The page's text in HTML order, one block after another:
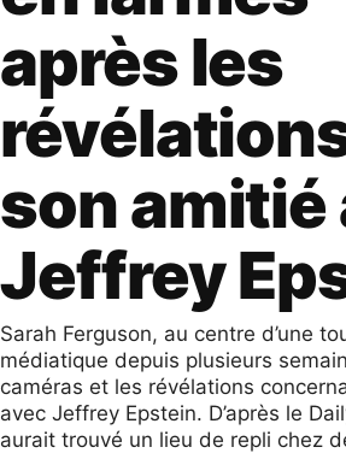
après les
son amitié
Jeffrey
Sarah Ferguson, au centre d’une
médiatique depuis plusieurs
caméras et les révélations
avec Jeffrey Epstein. D’après le
aurait trouvé un lieu de repli chez